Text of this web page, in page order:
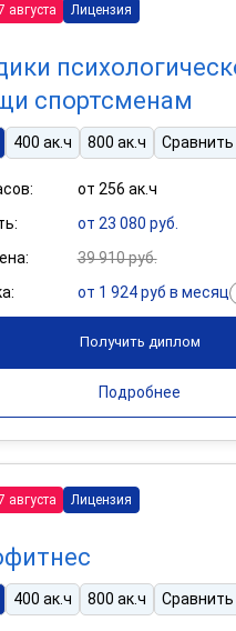
августа Лицензия
спортсменам
400 ак.ч 800 ак.ч Сравнить
от 256 ак.ч
от 23 080 руб.
39 910 руб.
от 1 924 руб в месяц
Получить диплом
Подробнее
августа Лицензия
400 ак.ч 800 ак.ч Сравнить